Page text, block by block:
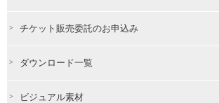
チケット販売委託のお申込み
ダウンロード一覧
ビジュアル素材